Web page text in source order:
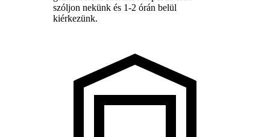
szóljon nekünk és 1-2 órán belül
kiérkezünk.